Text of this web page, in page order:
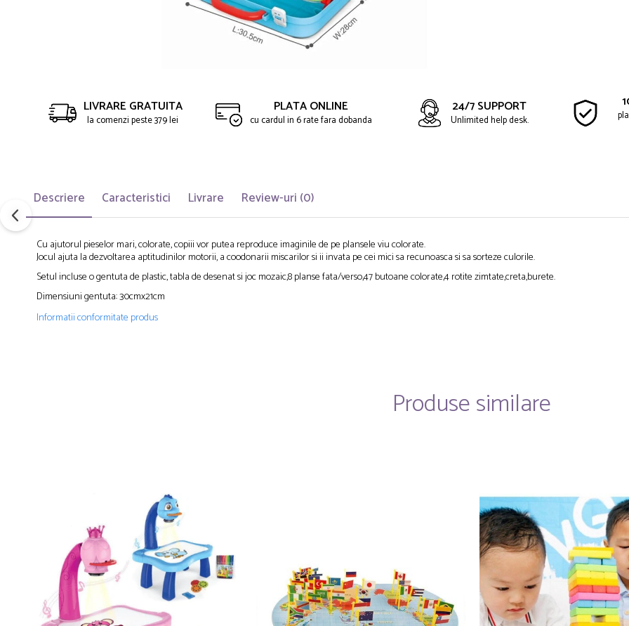
LIVRARE GRATUITA
la comenzi peste 379 lei
PLATA ONLINE
cu cardul in 6 rate fara dobanda
24/7 SUPPORT
Unlimited help desk.
Descriere Caracteristici Livrare Review-uri (0)
Cu ajutorul pieselor mari, colorate, copiii vor putea reproduce imaginile de pe plansele viu colorate.
Jocul ajuta la dezvoltarea aptitudinilor motorii, a coodonarii miscarilor si ii invata pe cei mici sa recunoasca si sa sorteze culorile.
Setul incluse o gentuta de plastic, tabla de desenat si joc mozaic,8 planse fata/verso,47 butoane colorate,4 rotite zimtate,creta,burete.
Dimensiuni gentuta: 30cmx21cm
Informatii conformitate produs
Produse similare